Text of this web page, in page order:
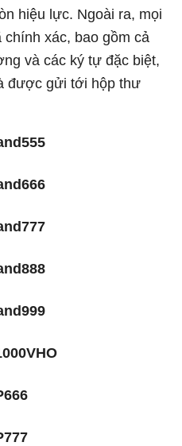
hiệu lực. Ngoài ra, mọi
xác, bao gồm cả
và các ký tự đặc biệt,
được gửi tới hộp thư